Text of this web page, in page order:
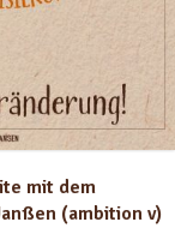
mit dem
(ambition v)